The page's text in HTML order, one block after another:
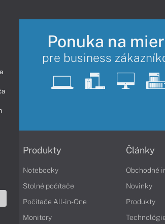
Ponuka na
pre business
Produkty
Notebooky
Stolné počítače
Počítače All-in-One
Monitory
Články
Obchodné
Novinky
Produkty